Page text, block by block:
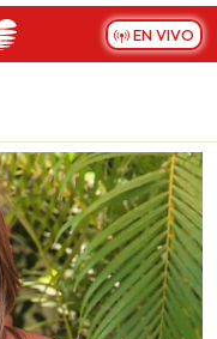
EN VIVO